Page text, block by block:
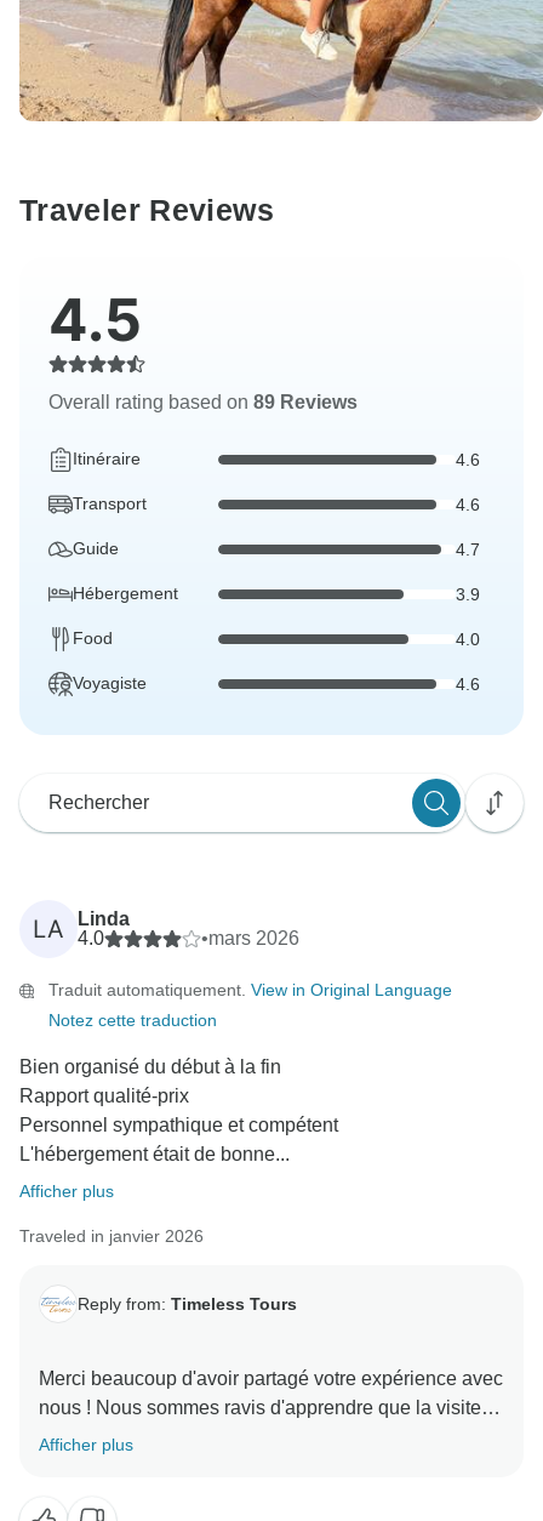
Traveler Reviews
4.5
Overall rating based on 89 Reviews
Itinéraire 4.6
Transport 4.6
Guide 4.7
Hébergement 3.9
Food 4.0
Voyagiste 4.6
LA
Linda
4.0
•mars 2026
Traduit automatiquement. View in Original Language
Notez cette traduction
Bien organisé du début à la fin
Rapport qualité-prix
Personnel sympathique et compétent
L'hébergement était de bonne...
Afficher plus
Traveled in janvier 2026
Reply from: Timeless Tours
Merci beaucoup d'avoir partagé votre expérience avec
nous ! Nous sommes ravis d'apprendre que la visite
des Merveilles des Pharaons vous a plu.
Afficher plus